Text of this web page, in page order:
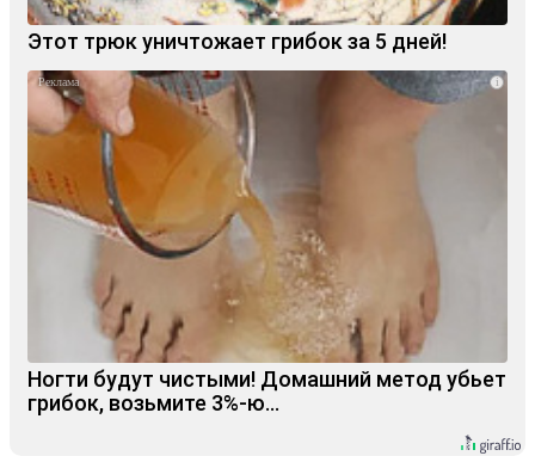
Этот трюк уничтожает грибок за 5 дней!
i
Ногти будут чистыми! Домашний метод убьет
грибок, возьмите 3%-ю…